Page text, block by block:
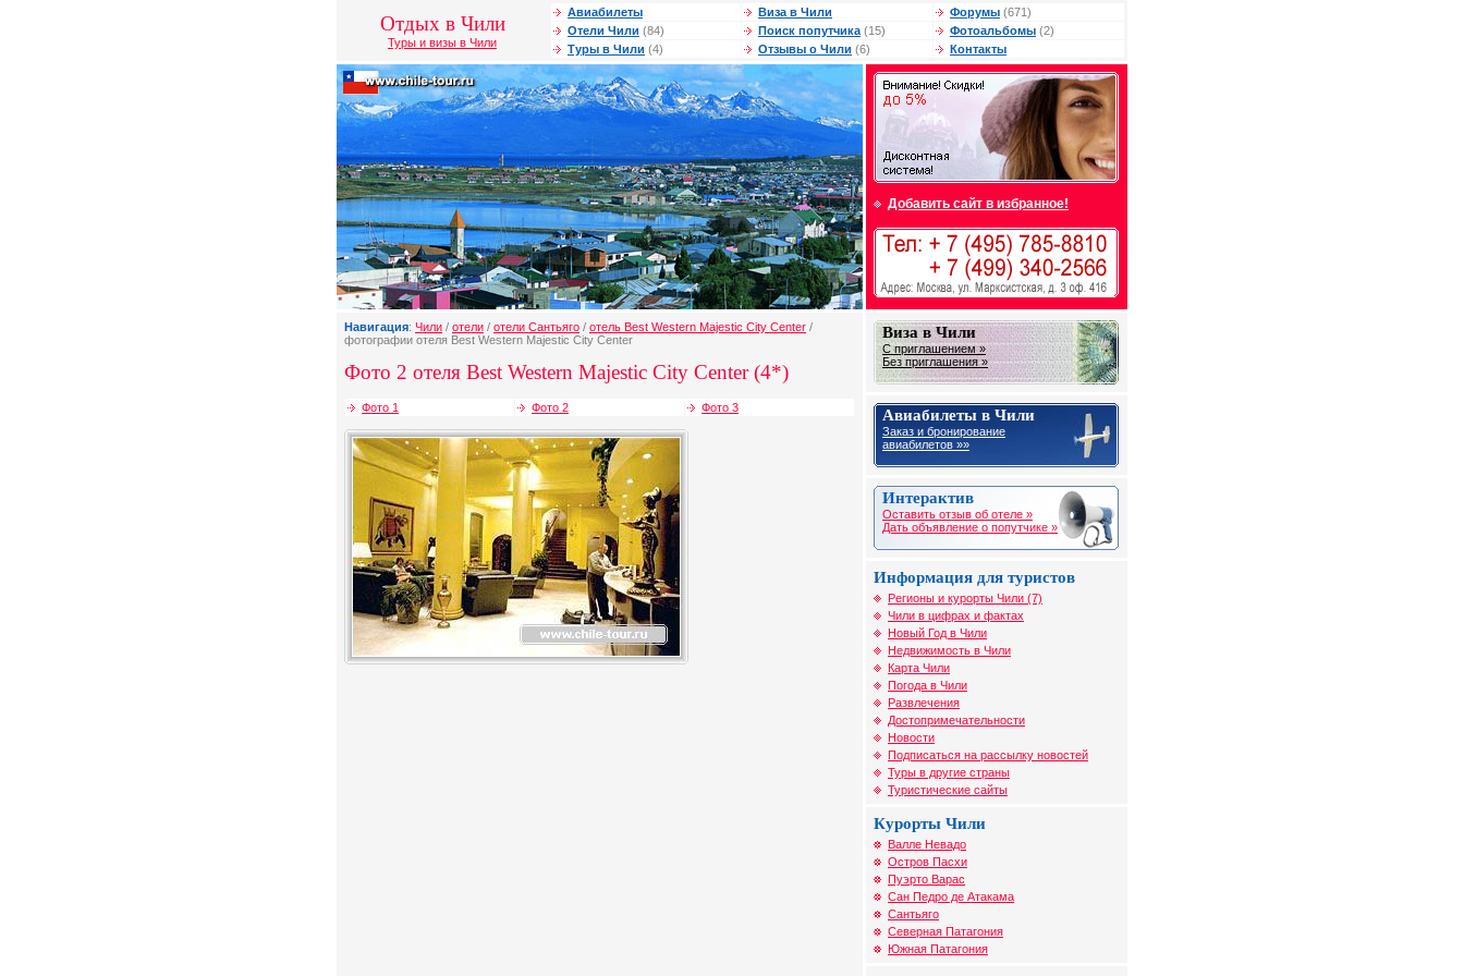
Отдых в Чили
Туры и визы в Чили
Авиабилеты Виза в Чили Форумы (671)
Отели Чили (84) Поиск попутчика (15) Фотоальбомы (2)
Туры в Чили (4) Отзывы о Чили (6) Контакты
Добавить сайт в избранное!
Навигация: Чили / отели / отели Сантьяго / отель Best Western Majestic City Center /
фотографии отеля Best Western Majestic City Center
Фото 2 отеля Best Western Majestic City Center (4*)
Фото 1 Фото 2 Фото 3
Виза в Чили
С приглашением »
Без приглашения »
Авиабилеты в Чили
Заказ и бронирование
авиабилетов »»
Интерактив
Оставить отзыв об отеле »
Дать объявление о попутчике »
Информация для туристов
Регионы и курорты Чили (7)
Чили в цифрах и фактах
Новый Год в Чили
Недвижимость в Чили
Карта Чили
Погода в Чили
Развлечения
Достопримечательности
Новости
Подписаться на рассылку новостей
Туры в другие страны
Туристические сайты
Курорты Чили
Валле Невадо
Остров Пасхи
Пуэрто Варас
Сан Педро де Атакама
Сантьяго
Северная Патагония
Южная Патагония